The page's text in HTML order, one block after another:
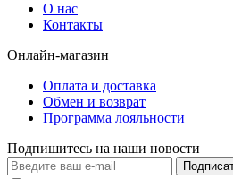
О нас
Контакты
Онлайн-магазин
Оплата и доставка
Обмен и возврат
Программа лояльности
Подпишитесь на наши новости